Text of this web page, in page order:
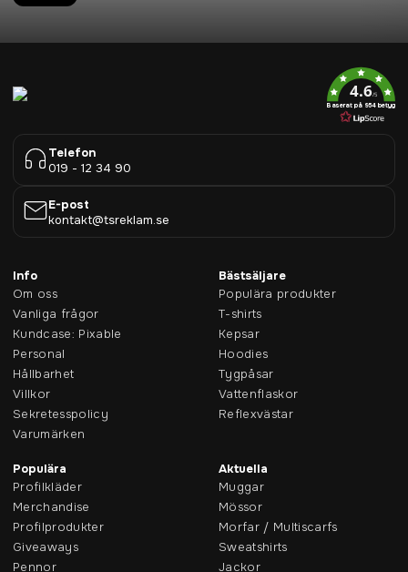
4.6/5
Baserat på 954 betyg
Telefon
019 - 12 34 90
E-post
kontakt@tsreklam.se
Info
Om oss
Vanliga frågor
Kundcase: Pixable
Personal
Hållbarhet
Villkor
Sekretesspolicy
Varumärken
Bästsäljare
Populära produkter
T-shirts
Kepsar
Hoodies
Tygpåsar
Vattenflaskor
Reflexvästar
Populära
Profilkläder
Merchandise
Profilprodukter
Giveaways
Pennor
Aktuella
Muggar
Mössor
Morfar / Multiscarfs
Sweatshirts
Jackor